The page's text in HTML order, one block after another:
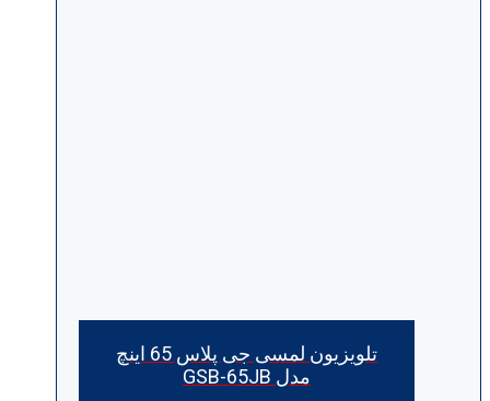
تلویزیون لمسی جی پلاس 65 اینچ
مدل GSB-65JB